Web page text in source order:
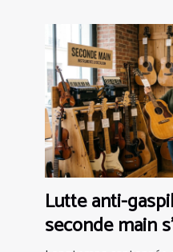
Lutte anti-
seconde main